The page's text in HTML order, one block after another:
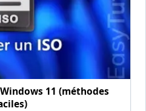
11 (méthodes